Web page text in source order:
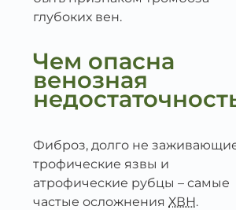
глубоких вен.
Чем опасна
венозная
Фиброз, долго не
трофические язвы и
атрофические рубцы – самые
частые осложненияХВН.